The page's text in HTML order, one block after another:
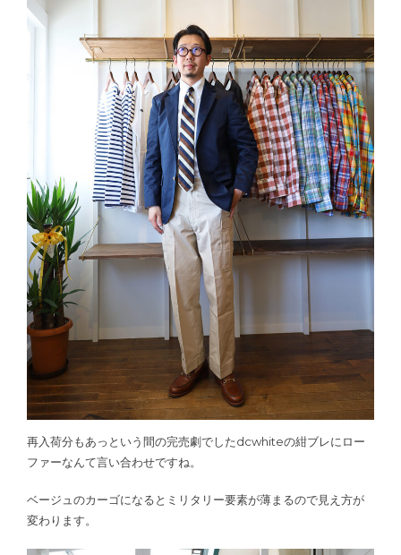
再入荷分もあっという間の完売劇でしたdcwhiteの紺ブレにロー
ファーなんて言い合わせですね。
ベージュのカーゴになるとミリタリー要素が薄まるので見え方が
変わります。